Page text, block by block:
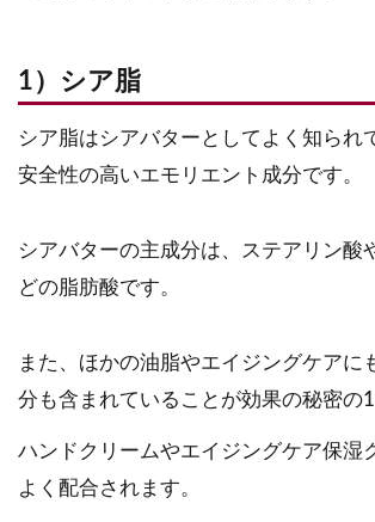
1）シア脂
シア脂はシアバターとしてよく知られ
安全性の高いエモリエント成分です。
シアバターの主成分は、ステアリン酸
どの脂肪酸です。
また、ほかの油脂やエイジングケアに
分も含まれていることが効果の秘密の1
ハンドクリームやエイジングケア保湿
よく配合されます。